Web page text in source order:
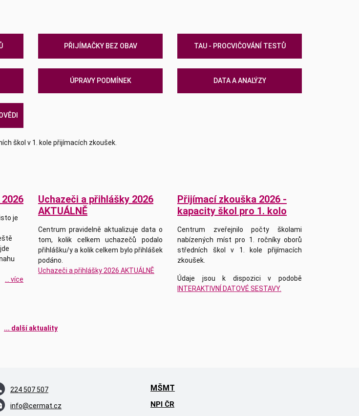
PŘIJÍMAČKY BEZ OBAV TAU - PROCVIČOVÁNÍ TESTŮ
ÚPRAVY PODMÍNEK DATA A ANALÝZY
škol v 1. kole přijímacích zkoušek.
je
... více
Uchazeči a přihlášky 2026
AKTUÁLNĚ
Centrum pravidelně aktualizuje data o
tom, kolik celkem uchazečů podalo
přihlášku/y a kolik celkem bylo přihlášek
podáno.
Uchazeči a přihlášky 2026 AKTUÁLNĚ
Přijímací zkouška 2026 -
kapacity škol pro 1. kolo
Centrum zveřejnilo počty školami
nabízených míst pro 1. ročníky oborů
středních škol v 1. kole přijímacích
zkoušek.
Údaje jsou k dispozici v podobě
INTERAKTIVNÍ DATOVÉ SESTAVY.
... další aktuality
224 507 507
info@cermat.cz
MŠMT
NPI ČR